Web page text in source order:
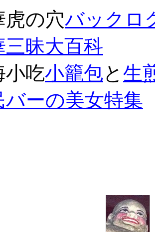
の穴バックロ
三昧大百科
吃小籠包と 生
バーの美女特集